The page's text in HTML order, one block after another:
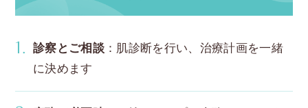
診察とご相談：肌診断を行い、治療計画を一緒
に決めます